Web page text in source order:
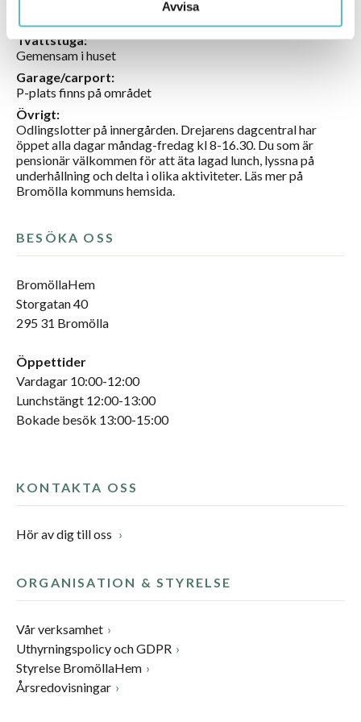
Avvisa
Tvättstuga:
Gemensam i huset
Garage/carport:
P-plats finns på området
Övrigt:
Odlingslotter på innergården. Drejarens dagcentral har
öppet alla dagar måndag-fredag kl 8-16.30. Du som är
pensionär välkommen för att äta lagad lunch, lyssna på
underhållning och delta i olika aktiviteter. Läs mer på
Bromölla kommuns hemsida.
BESÖKA OSS
BromöllaHem
Storgatan 40
295 31 Bromölla
Öppettider
Vardagar 10:00-12:00
Lunchstängt 12:00-13:00
Bokade besök 13:00-15:00
KONTAKTA OSS
Hör av dig till oss
ORGANISATION & STYRELSE
Vår verksamhet
Uthyrningspolicy och GDPR
Styrelse BromöllaHem
Årsredovisningar